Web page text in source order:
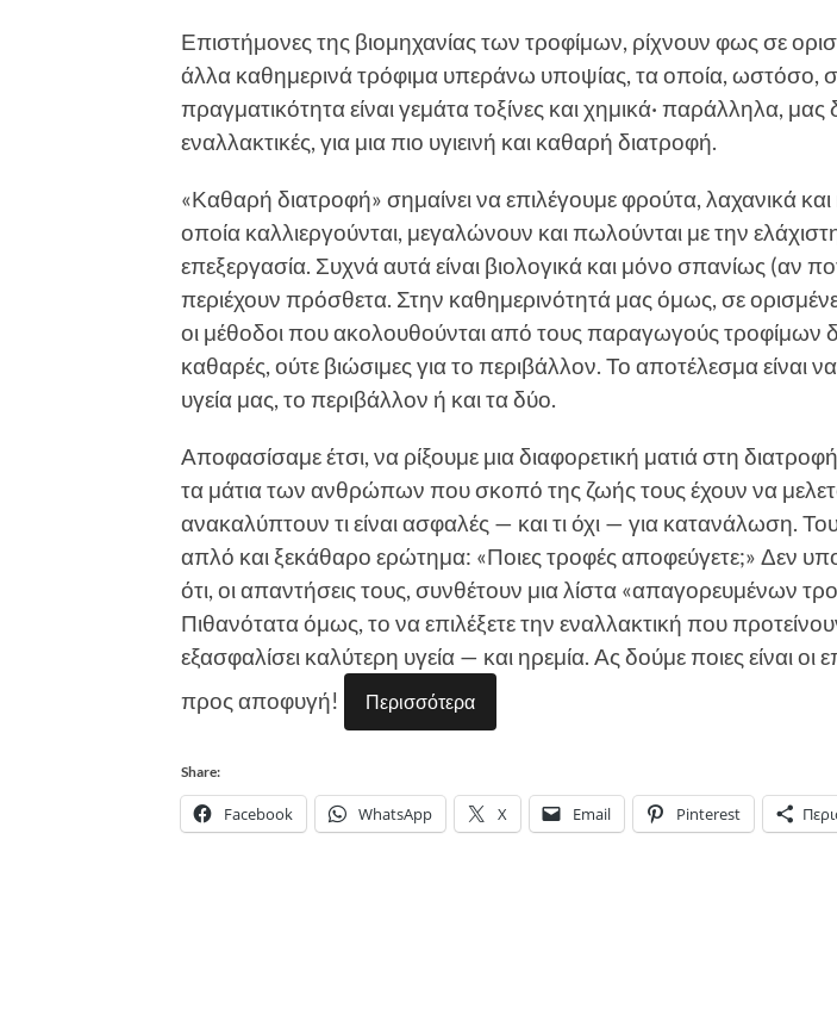
Επιστήμονες της βιομηχανίας των τροφίμων, ρίχνουν φως σε
άλλα καθημερινά τρόφιμα υπεράνω υποψίας, τα οποία, ωστόσο,
πραγματικότητα είναι γεμάτα τοξίνες και χημικά· παράλληλα, μας
εναλλακτικές, για μια πιο υγιεινή και καθαρή διατροφή.
«Καθαρή διατροφή» σημαίνει να επιλέγουμε φρούτα, λαχανικά και
οποία καλλιεργούνται, μεγαλώνουν και πωλούνται με την
επεξεργασία. Συχνά αυτά είναι βιολογικά και μόνο σπανίως (αν
περιέχουν πρόσθετα. Στην καθημερινότητά μας όμως, σε
οι μέθοδοι που ακολουθούνται από τους παραγωγούς τροφίμων
καθαρές, ούτε βιώσιμες για το περιβάλλον. Το αποτέλεσμα είναι
υγεία μας, το περιβάλλον ή και τα δύο.
Αποφασίσαμε έτσι, να ρίξουμε μια διαφορετική ματιά στη
τα μάτια των ανθρώπων που σκοπό της ζωής τους έχουν να
ανακαλύπτουν τι είναι ασφαλές — και τι όχι — για κατανάλωση.
απλό και ξεκάθαρο ερώτημα: «Ποιες τροφές αποφεύγετε;» Δεν
ότι, οι απαντήσεις τους, συνθέτουν μια λίστα «απαγορευμένων
Πιθανότατα όμως, το να επιλέξετε την εναλλακτική που
εξασφαλίσει καλύτερη υγεία — και ηρεμία. Ας δούμε ποιες είναι οι
προς αποφυγή!
Περισσότερα
Share:
Facebook WhatsApp X Email Pinterest